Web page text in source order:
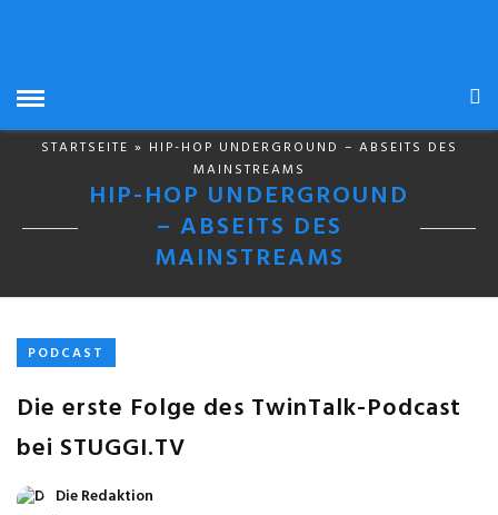
STARTSEITE » HIP-HOP UNDERGROUND – ABSEITS DES
MAINSTREAMS
HIP-HOP UNDERGROUND
– ABSEITS DES
MAINSTREAMS
PODCAST
Die erste Folge des TwinTalk-Podcast
bei STUGGI.TV
Die Redaktion